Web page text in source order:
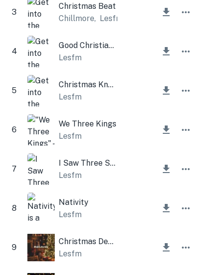
3
Christmas Beat
Chillmore, Lesfm
4
Good Christian Men Rejoice (Christmas Bells)
Lesfm
5
Christmas Knocking to the Door
Lesfm
6
We Three Kings
Lesfm
7
I Saw Three Ships (Christmas Bells)
Lesfm
8
Nativity
Lesfm
9
Christmas Decoration
Lesfm